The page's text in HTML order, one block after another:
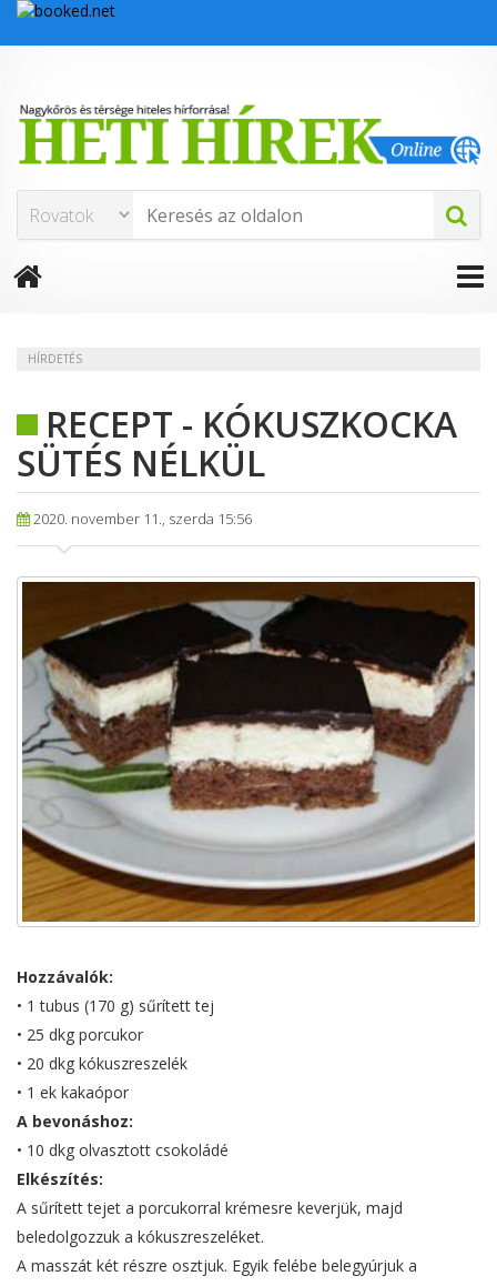
HÍRDETÉS
RECEPT - KÓKUSZKOCKA
SÜTÉS NÉLKÜL
2020. november 11., szerda 15:56
Hozzávalók:
• 1 tubus (170 g) sűrített tej
• 25 dkg porcukor
• 20 dkg kókuszreszelék
• 1 ek kakaópor
A bevonáshoz:
• 10 dkg olvasztott csokoládé
Elkészítés:
A sűrített tejet a porcukorral krémesre keverjük, majd
beledolgozzuk a kókuszreszeléket.
A masszát két részre osztjuk. Egyik felébe belegyúrjuk a